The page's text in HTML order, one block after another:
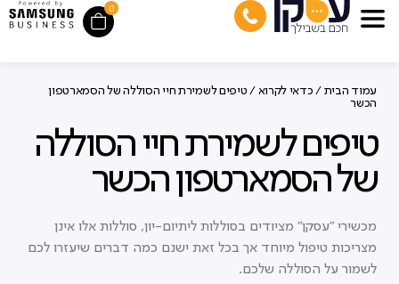
0
עמוד הבית / כדאי לקרוא / טיפים לשמירת חיי הסוללה של הסמארטפון
הכשר
טיפים לשמירת חיי הסוללה
של הסמארטפון הכשר
מכשירי "עסקן" מציודים בסוללות ליתיום-יון, סוללות אלו אינן
מצריכות טיפול מיוחד אך בכל זאת ישנם כמה דברים שיעזרו לכם
לשמור על הסוללה שלכם.